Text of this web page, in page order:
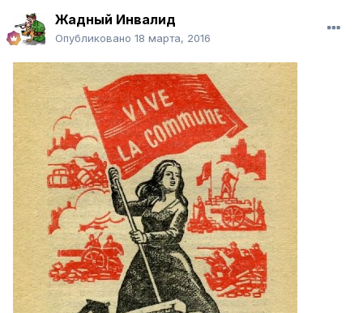
Жадный Инвалид
Опубликовано 18 марта, 2016